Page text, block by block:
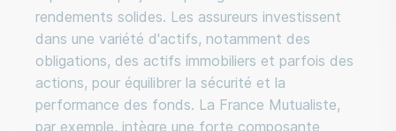
rendements solides. Les assureurs investissent
dans une variété d'actifs, notamment des
obligations, des actifs immobiliers et parfois des
actions, pour équilibrer la sécurité et la
performance des fonds. La France Mutualiste,
par exemple, intègre une forte composante